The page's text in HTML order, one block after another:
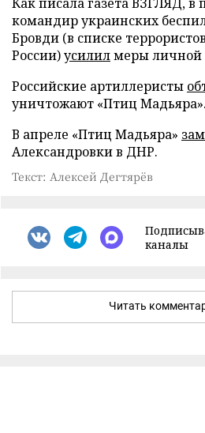
командир украинских
Бровди (в списке
России)усилилмеры личной
Российские артиллеристы
уничтожают «Птиц Мадьяра».
В апреле «Птиц Мадьяра»
Александровки в ДНР.
Текст: Алексей Дегтярёв
каналы
Читать